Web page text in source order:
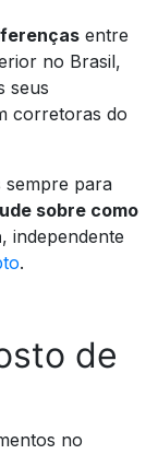
entre
no Brasil,
seus
corretoras do
sempre para
sobre como
, independente
.
de
no